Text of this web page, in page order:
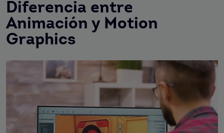
Diferencia entre
Animación y Motion
Graphics